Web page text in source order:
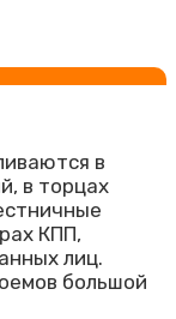
в
в торцах
КПП,
лиц.
большой